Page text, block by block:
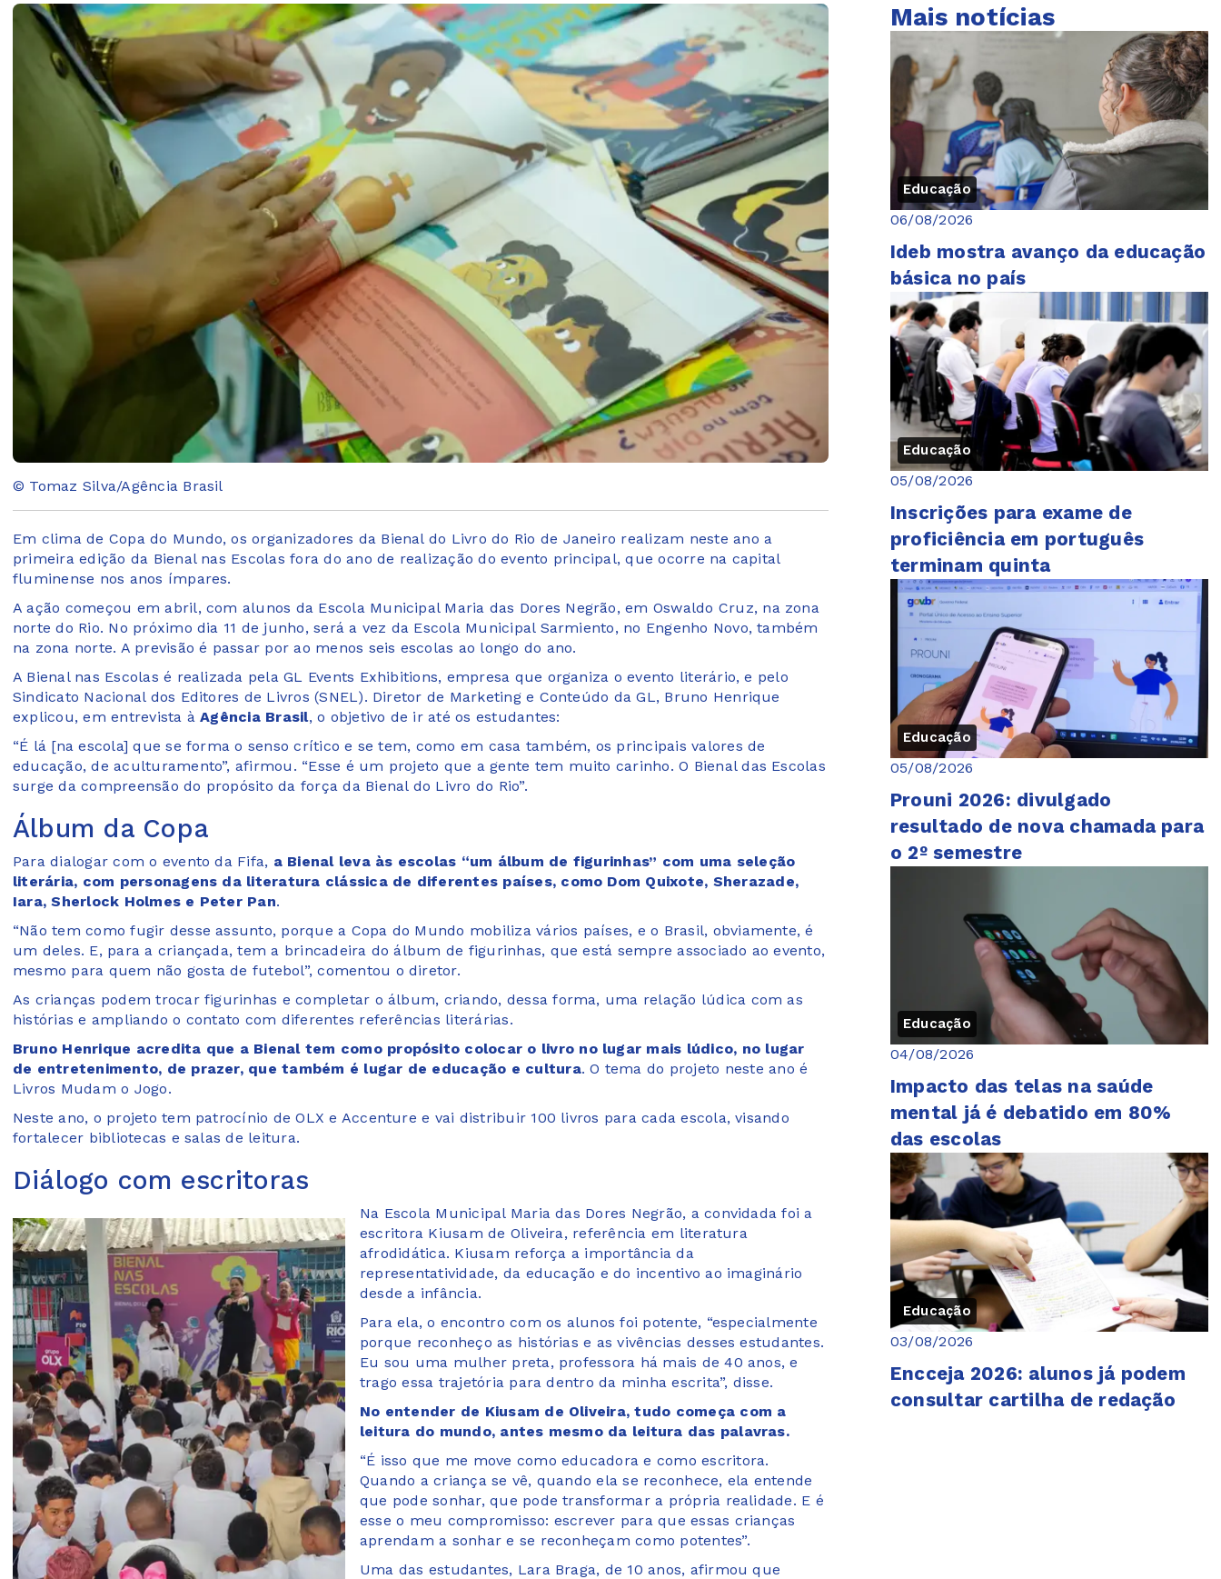
© Tomaz Silva/Agência Brasil
Em clima de Copa do Mundo, os organizadores da Bienal do Livro do Rio de Janeiro realizam neste ano a
primeira edição da Bienal nas Escolas fora do ano de realização do evento principal, que ocorre na capital
fluminense nos anos ímpares.
A ação começou em abril, com alunos da Escola Municipal Maria das Dores Negrão, em Oswaldo Cruz, na zona
norte do Rio. No próximo dia 11 de junho, será a vez da Escola Municipal Sarmiento, no Engenho Novo, também
na zona norte. A previsão é passar por ao menos seis escolas ao longo do ano.
A Bienal nas Escolas é realizada pela GL Events Exhibitions, empresa que organiza o evento literário, e pelo
Sindicato Nacional dos Editores de Livros (SNEL). Diretor de Marketing e Conteúdo da GL, Bruno Henrique
explicou, em entrevista àAgência Brasil, o objetivo de ir até os estudantes:
“É lá [na escola] que se forma o senso crítico e se tem, como em casa também, os principais valores de
educação, de aculturamento”, afirmou. “Esse é um projeto que a gente tem muito carinho. O Bienal das Escolas
surge da compreensão do propósito da força da Bienal do Livro do Rio”.
Álbum da Copa
Para dialogar com o evento da Fifa, a Bienal leva às escolas “um álbum de figurinhas” com uma seleção
literária, com personagens da literatura clássica de diferentes países, como Dom Quixote, Sherazade,
Iara, Sherlock Holmes e Peter Pan.
“Não tem como fugir desse assunto, porque a Copa do Mundo mobiliza vários países, e o Brasil, obviamente, é
um deles. E, para a criançada, tem a brincadeira do álbum de figurinhas, que está sempre associado ao evento,
mesmo para quem não gosta de futebol”, comentou o diretor.
As crianças podem trocar figurinhas e completar o álbum, criando, dessa forma, uma relação lúdica com as
histórias e ampliando o contato com diferentes referências literárias.
Bruno Henrique acredita que a Bienal tem como propósito colocar o livro no lugar mais lúdico, no lugar
de entretenimento, de prazer, que também é lugar de educação e cultura. O tema do projeto neste ano é
Livros Mudam o Jogo.
Neste ano, o projeto tem patrocínio de OLX e Accenture e vai distribuir 100 livros para cada escola, visando
fortalecer bibliotecas e salas de leitura.
Diálogo com escritoras
Na Escola Municipal Maria das Dores Negrão, a convidada foi a
escritora Kiusam de Oliveira, referência em literatura
afrodidática. Kiusam reforça a importância da
representatividade, da educação e do incentivo ao imaginário
desde a infância.
Para ela, o encontro com os alunos foi potente, “especialmente
porque reconheço as histórias e as vivências desses estudantes.
Eu sou uma mulher preta, professora há mais de 40 anos, e
trago essa trajetória para dentro da minha escrita”, disse.
No entender de Kiusam de Oliveira, tudo começa com a
leitura do mundo, antes mesmo da leitura das palavras.
“É isso que me move como educadora e como escritora.
Quando a criança se vê, quando ela se reconhece, ela entende
que pode sonhar, que pode transformar a própria realidade. E é
esse o meu compromisso: escrever para que essas crianças
aprendam a sonhar e se reconheçam como potentes”.
Uma das estudantes, Lara Braga, de 10 anos, afirmou que
Mais notícias
Educação
06/08/2026
Ideb mostra avanço da educação
básica no país
Educação
05/08/2026
Inscrições para exame de
proficiência em português
terminam quinta
Educação
05/08/2026
Prouni 2026: divulgado
resultado de nova chamada para
o 2º semestre
Educação
04/08/2026
Impacto das telas na saúde
mental já é debatido em 80%
das escolas
Educação
03/08/2026
Encceja 2026: alunos já podem
consultar cartilha de redação